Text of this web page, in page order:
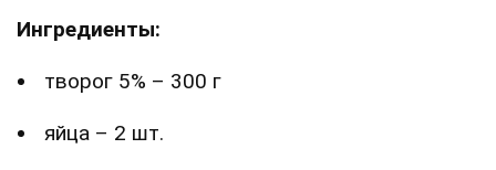
Ингредиенты:
творог 5% – 300 г
яйца – 2 шт.